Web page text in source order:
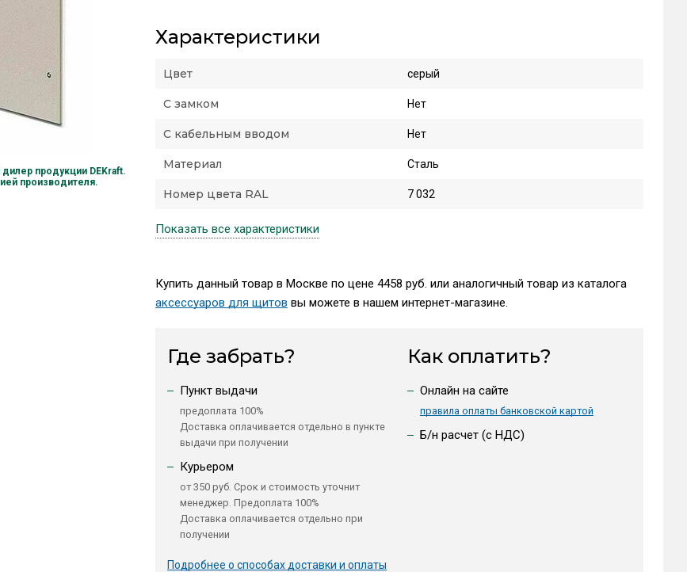
продукции DEKraft.
производителя.
Характеристики
Цвет серый
С замком Нет
С кабельным вводом Нет
Материал Сталь
Номер цвета RAL 7 032
Показать все характеристики
Купить данный товар в Москве по цене 4458 руб. или аналогичный товар из каталога
аксессуаров для щитов вы можете в нашем интернет-магазине.
Где забрать?
Пункт выдачи
предоплата 100%
Доставка оплачивается отдельно в пункте
выдачи при получении
Курьером
от 350 руб. Срок и стоимость уточнит
менеджер. Предоплата 100%
Доставка оплачивается отдельно при
получении
Подробнее о способах доставки и оплаты
Как оплатить?
Онлайн на сайте
правила оплаты банковской картой
Б/н расчет (c НДС)